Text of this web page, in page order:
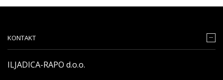
KONTAKT
ILJADICA-RAPO d.o.o.